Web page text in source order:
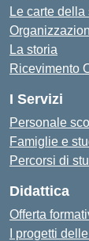
Le carte della
La storia
Ricevimento
I Servizi
Personale
Famiglie e
Percorsi di
Didattica
Offerta
I progetti